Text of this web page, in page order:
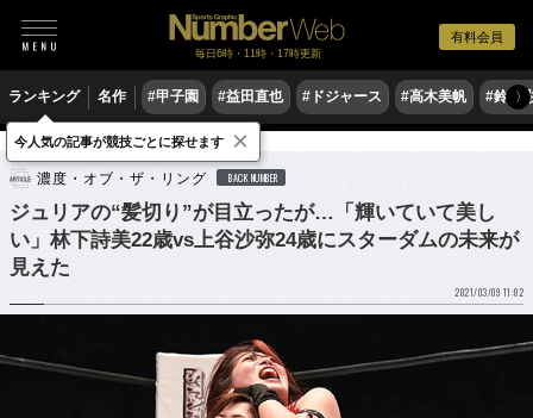
有料会員
毎日6時・11時・17時更新
ランキング 名作 #甲子園 #益田直也 #ドジャース #高木美帆 #鈴木
〉
格闘技 プロレス
濃度・オブ・ザ・リング BACK NUMBER
ジュリアの“髪切り”が目立ったが…「輝いていて美し
い」林下詩美22歳vs上谷沙弥24歳にスターダムの未来が
見えた
2021/03/09 11:02
今人気の記事が競技ごとに探せます ×